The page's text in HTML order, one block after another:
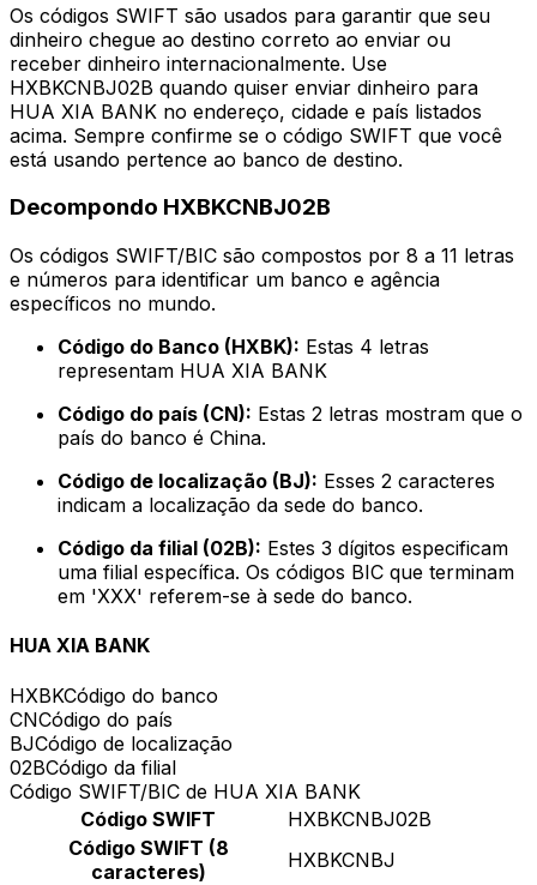
Os códigos SWIFT são usados para garantir que seu
dinheiro chegue ao destino correto ao enviar ou
receber dinheiro internacionalmente. Use
HXBKCNBJ02B quando quiser enviar dinheiro para
HUA XIA BANK no endereço, cidade e país listados
acima. Sempre confirme se o código SWIFT que você
está usando pertence ao banco de destino.
Decompondo HXBKCNBJ02B
Os códigos SWIFT/BIC são compostos por 8 a 11 letras
e números para identificar um banco e agência
específicos no mundo.
Código do Banco (HXBK): Estas 4 letras
representam HUA XIA BANK
Código do país (CN): Estas 2 letras mostram que o
país do banco é China.
Código de localização (BJ): Esses 2 caracteres
indicam a localização da sede do banco.
Código da filial (02B): Estes 3 dígitos especificam
uma filial específica. Os códigos BIC que terminam
em 'XXX' referem-se à sede do banco.
HUA XIA BANK
HXBKCódigo do banco
CNCódigo do país
BJCódigo de localização
02BCódigo da filial
Código SWIFT/BIC de HUA XIA BANK
Código SWIFT
HXBKCNBJ02B
Código SWIFT (8
caracteres)
HXBKCNBJ